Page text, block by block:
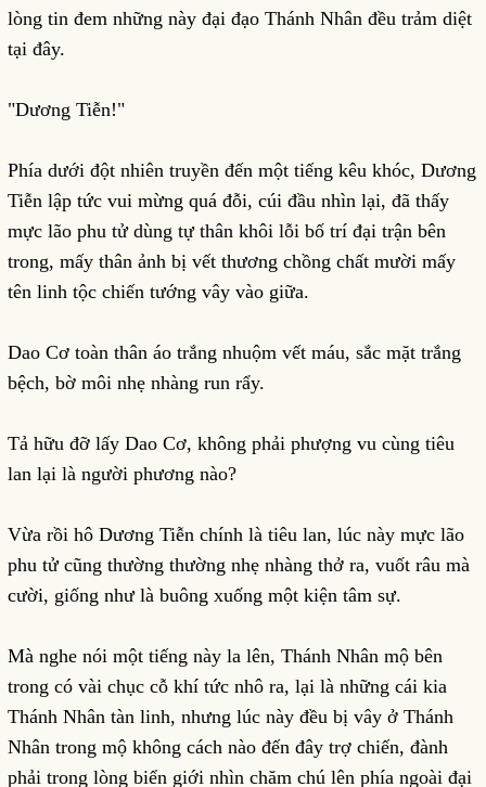
lòng tin đem những này đại đạo Thánh Nhân đều trảm diệt
tại đây.
"Dương Tiễn!"
Phía dưới đột nhiên truyền đến một tiếng kêu khóc, Dương
Tiễn lập tức vui mừng quá đỗi, cúi đầu nhìn lại, đã thấy
mực lão phu tử dùng tự thân khôi lỗi bố trí đại trận bên
trong, mấy thân ảnh bị vết thương chồng chất mười mấy
tên linh tộc chiến tướng vây vào giữa.
Dao Cơ toàn thân áo trắng nhuộm vết máu, sắc mặt trắng
bệch, bờ môi nhẹ nhàng run rẩy.
Tả hữu đỡ lấy Dao Cơ, không phải phượng vu cùng tiêu
lan lại là người phương nào?
Vừa rồi hô Dương Tiễn chính là tiêu lan, lúc này mực lão
phu tử cũng thường thường nhẹ nhàng thở ra, vuốt râu mà
cười, giống như là buông xuống một kiện tâm sự.
Mà nghe nói một tiếng này la lên, Thánh Nhân mộ bên
trong có vài chục cỗ khí tức nhô ra, lại là những cái kia
Thánh Nhân tàn linh, nhưng lúc này đều bị vây ở Thánh
Nhân trong mộ không cách nào đến đây trợ chiến, đành
phải trong lòng biển giới nhìn chăm chú lên phía ngoài đại